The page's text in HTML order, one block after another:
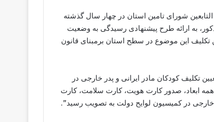
شورای تامین استان در چهار سال گذشته
به ارائه طرح پیشنهادی رسیدگی به وضعیت
تکلیف این موضوع در سطح استان برمبنای قانون
تکلیف کودکان مادر ایرانی و پدر خارجی در
ابعاد، صدور کارت هویت، کارت سلامت، کارت
در کمیسیون لوایح دولت به تصویب رسید”.